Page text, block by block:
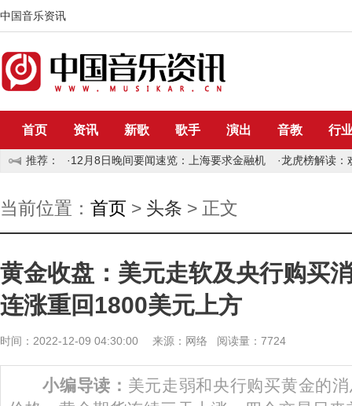
中国音乐资讯
首页 资讯 新歌 歌手 演出 音教 行
推荐： ·12月8日晚间要闻速览：上海要求金融机 ·龙虎榜解读：
当前位置： 首页 > 头条 > 正文
黄金收盘：美元走软及央行购买
连涨重回1800美元上方
时间：2022-12-09 04:30:00 来源：网络 阅读量：7724
小编导读： 美元走弱和央行购买黄金的